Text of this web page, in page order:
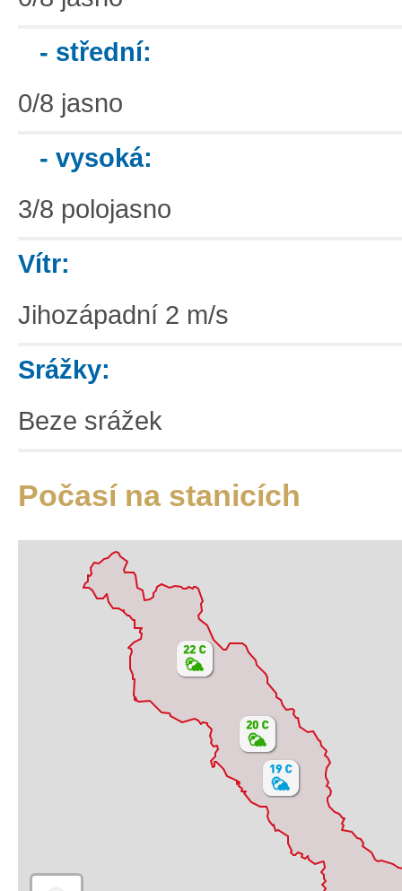
- střední:
0/8 jasno
- vysoká:
3/8 polojasno
Vítr:
Jihozápadní 2 m/s
Srážky:
Beze srážek
Počasí na stanicích
Satelitní
Turistická